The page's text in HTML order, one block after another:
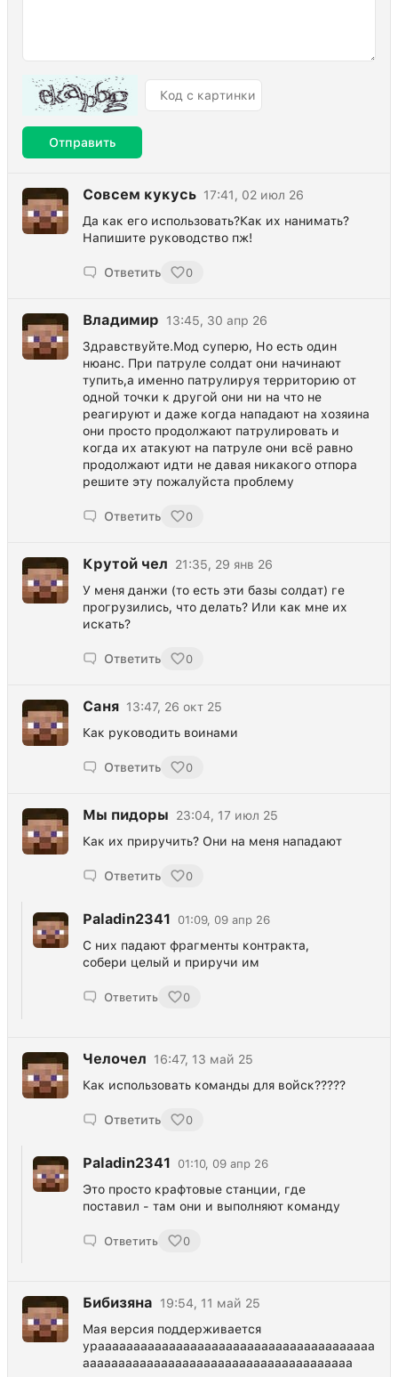
Отправить
Совсем кукусь 17:41, 02 июл 26
Да как его использовать?Как их нанимать?
Напишите руководство пж!
Ответить 0
Владимир
13:45, 30 апр 26
Здравствуйте.Мод суперю, Но есть один
нюанс. При патруле солдат они начинают
тупить,а именно патрулируя территорию от
одной точки к другой они ни на что не
реагируют и даже когда нападают на хозяина
они просто продолжают патрулировать и
когда их атакуют на патруле они всё равно
продолжают идти не давая никакого отпора
решите эту пожалуйста проблему
Ответить 0
Крутой чел
21:35, 29 янв 26
У меня данжи (то есть эти базы солдат) ге
прогрузились, что делать? Или как мне их
искать?
Ответить 0
Саня 13:47, 26 окт 25
Как руководить воинами
Ответить 0
Мы пидоры
23:04, 17 июл 25
Как их приручить? Они на меня нападают
Ответить 0
Paladin2341 01:09, 09 апр 26
С них падают фрагменты контракта,
собери целый и приручи им
Ответить 0
Челочел
16:47, 13 май 25
Как использовать команды для войск?????
Ответить 0
Paladin2341 01:10, 09 апр 26
Это просто крафтовые станции, где
поставил - там они и выполняют команду
Ответить 0
Бибизяна
19:54, 11 май 25
Мая версия поддерживается
урааааааааааааааааааааааааааааааааааааааа
аааааааааааааааааааааааааааааааааааааа